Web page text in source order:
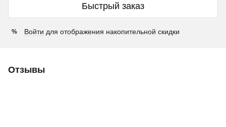
Быстрый заказ
% Войти для отображения накопительной скидки
Отзывы